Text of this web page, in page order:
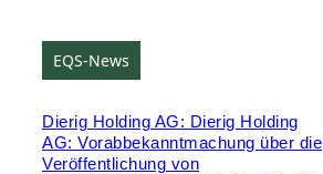
EQS-News
Dierig Holding AG: Dierig Holding
AG: Vorabbekanntmachung über die
Veröffentlichung von